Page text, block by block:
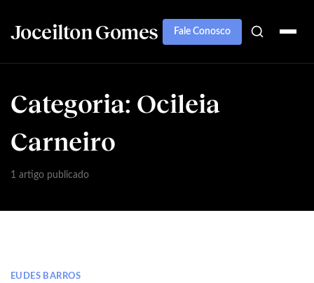
Joceilton Gomes Fale Conosco
Categoria: Ocileia
Carneiro
1 artigo publicado
EUDES BARROS